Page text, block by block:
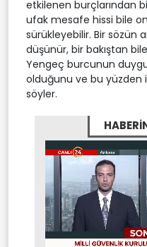
etkilenen burçlarından
ufak mesafe hissi bile
sürükleyebilir. Bir sözün
düşünür, bir bakıştan
Yengeç burcunun
olduğunu ve bu yüzden
söyler.